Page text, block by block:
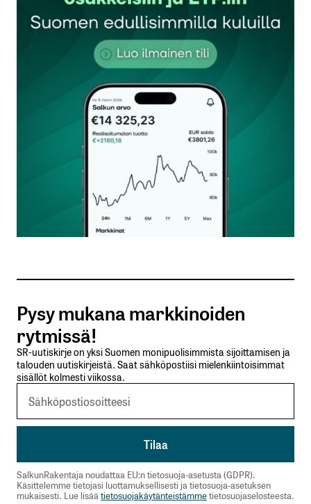
Sähköpostiosoitettasi ei julkaista.Pakolliset
kentät on merkitty*
Kommentti*
Nimesi tai nimimerkkisi
Sähköpostiosoitteesi
Tilaa SalkunRakentajan uutiskirje
Lähetä kommentti
Pysy mukana markkinoiden
rytmissä!
SR-uutiskirje on yksi Suomen monipuolisimmista sijoittamisen ja
talouden uutiskirjeistä. Saat sähköpostiisi mielenkiintoisimmat
sisällöt kolmesti viikossa.
SalkunRakentaja noudattaa EU:n tietosuoja-asetusta (GDPR).
Käsittelemme tietojasi luottamuksellisesti ja tietosuoja-asetuksen
mukaisesti. Lue lisää tietosuojakäytänteistämmetietosuojaselosteesta.